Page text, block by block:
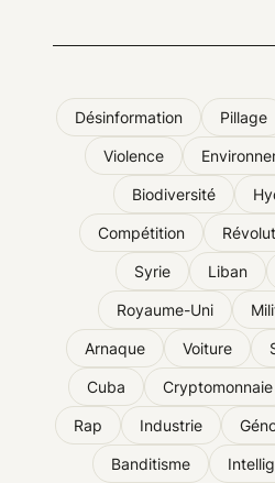
Désinformation Pillage
Violence
Biodiversité
Compétition
Syrie Liban
Royaume-Uni
Arnaque Voiture
Cuba Cryptomonnaie
Rap Industrie
Banditisme